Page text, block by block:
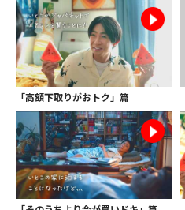
「高額下取りがおトク」篇